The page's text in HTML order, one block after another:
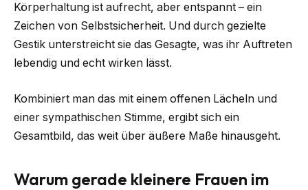
Körperhaltung ist aufrecht, aber entspannt – ein
Zeichen von Selbstsicherheit. Und durch gezielte
Gestik unterstreicht sie das Gesagte, was ihr Auftreten
lebendig und echt wirken lässt.
Kombiniert man das mit einem offenen Lächeln und
einer sympathischen Stimme, ergibt sich ein
Gesamtbild, das weit über äußere Maße hinausgeht.
Warum gerade kleinere Frauen im